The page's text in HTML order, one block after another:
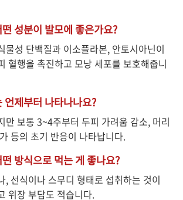
성분이 발모에 좋은가요?
물성 단백질과 이소플라본, 안토시아닌이
혈행을 촉진하고 모낭 세포를 보호해줍니
언제부터 나타나나요?
만 보통 3~4주부터 두피 가려움 감소, 머리
등의 초기 반응이 나타납니다.
방식으로 먹는 게 좋나요?
, 선식이나 스무디 형태로 섭취하는 것이
위장 부담도 적습니다.